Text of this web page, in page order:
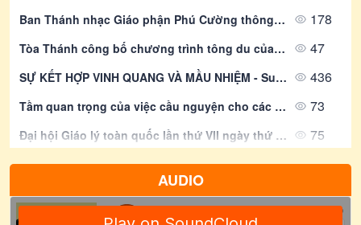
Ban Thánh nhạc Giáo phận Phú Cường thông báo khai giảng Lớp Nhạc lý căn bản – Kí xướng âm 178
Tòa Thánh công bố chương trình tông du của Đức Thánh Cha tại Pháp 47
SỰ KẾT HỢP VINH QUANG VÀ MẦU NHIỆM - Suy Niệm Lời Chúa | Thứ Năm Sau Chúa Nhật Tuần XVIII Mùa Thường Niên - LỄ CHÚA HIỂN DUNG - Năm A - Lễ Kính | Mt 17, 1-9 | Lm Gioan Lê Quang Tuyến 436
Tầm quan trọng của việc cầu nguyện cho các linh mục đang gặp khó khăn 73
Đại hội Giáo lý toàn quốc lần thứ VII ngày thứ II - Huấn giáo và khai tâm nhiệm hiệp 75
Mục tiêu năm 2026: Cầu nguyện với Kinh Phụng vụ 50
DỜI NÚI - Suy Niệm Lời Chúa | Thứ Bảy Sau Chúa Nhật Tuần XVIII Mùa Thường Niên | Mt 17, 14-19 | Lm Gioan Lê Quang Tuyến 438
AUDIO